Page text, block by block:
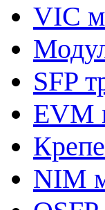
VIC
SFP
EVM
NIM